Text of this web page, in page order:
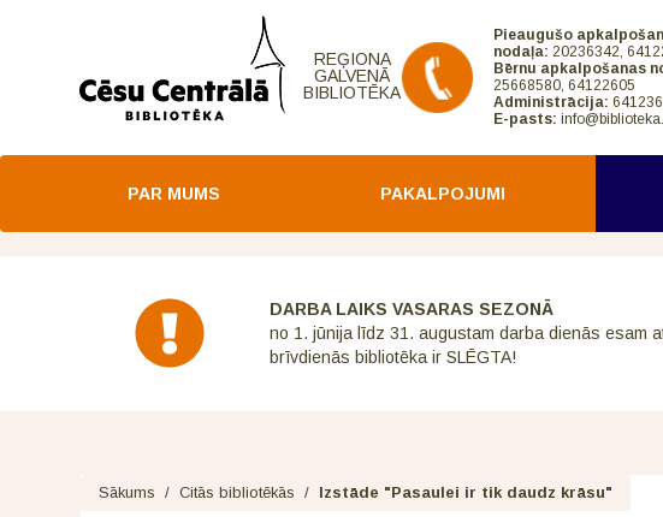
REĢIONA
GALVENĀ
BIBLIOTĒKA
Pieaugušo
nodaļa: 20236342,
Bērnu apkalpošanas
25668580, 64122605
Administrācija:
E-pasts:
PAR MUMS PAKALPOJUMI
DARBA LAIKS VASARAS SEZONĀ
no 1. jūnija līdz 31. augustam darba dienās esam
brīvdienās bibliotēka ir SLĒGTA!
Sākums / Citās bibliotēkās / Izstāde "Pasaulei ir tik daudz krāsu"